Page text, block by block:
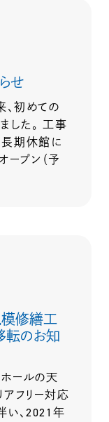
せ
初めての
した。 工事
長期休館に
ープン（予
模修繕工
転のお知
ールの天
フリー対応
い、2021年